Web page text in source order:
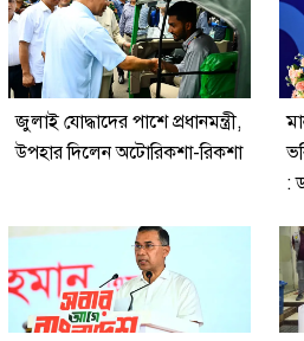
জুলাই যোদ্ধাদের পাশে প্রধানমন্ত্রী,
উপহার দিলেন অটোরিকশা-রিকশা
: